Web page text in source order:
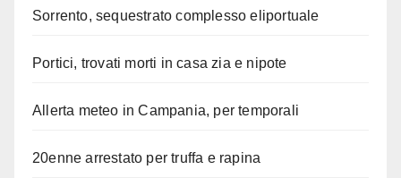
Sorrento, sequestrato complesso eliportuale
Portici, trovati morti in casa zia e nipote
Allerta meteo in Campania, per temporali
20enne arrestato per truffa e rapina